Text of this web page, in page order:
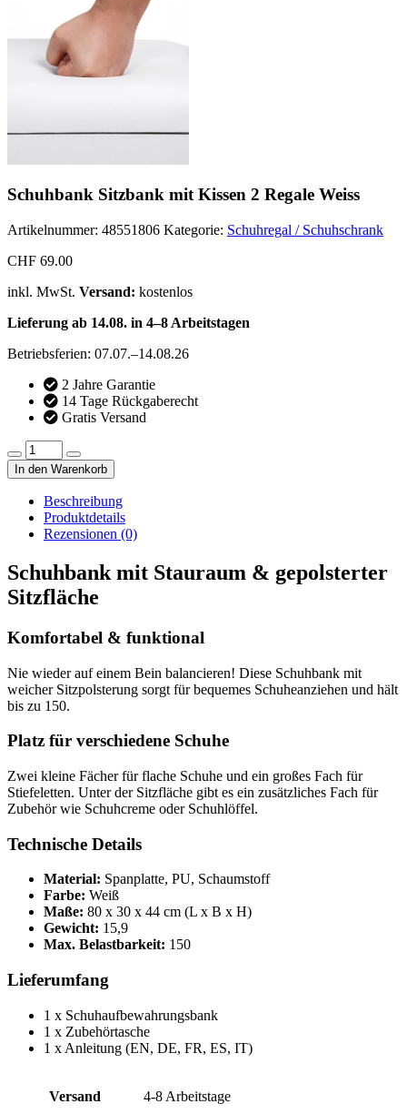
Schuhbank Sitzbank mit Kissen 2 Regale Weiss
Artikelnummer: 48551806 Kategorie: Schuhregal / Schuhschrank
CHF 69.00
inkl. MwSt. Versand: kostenlos
Lieferung ab 14.08. in 4–8 Arbeitstagen
Betriebsferien: 07.07.–14.08.26
2 Jahre Garantie
14 Tage Rückgaberecht
Gratis Versand
Schuhbank
Sitzbank
mit
Kissen
2
Regale
Weiss
Menge
In den Warenkorb
Beschreibung
Produktdetails
Rezensionen (0)
Schuhbank mit Stauraum & gepolsterter
Sitzfläche
Komfortabel & funktional
Nie wieder auf einem Bein balancieren! Diese Schuhbank mit
weicher Sitzpolsterung sorgt für bequemes Schuheanziehen und hält
bis zu 150.
Platz für verschiedene Schuhe
Zwei kleine Fächer für flache Schuhe und ein großes Fach für
Stiefeletten. Unter der Sitzfläche gibt es ein zusätzliches Fach für
Zubehör wie Schuhcreme oder Schuhlöffel.
Technische Details
Material: Spanplatte, PU, Schaumstoff
Farbe: Weiß
Maße: 80 x 30 x 44 cm (L x B x H)
Gewicht: 15,9
Max. Belastbarkeit: 150
Lieferumfang
1 x Schuhaufbewahrungsbank
1 x Zubehörtasche
1 x Anleitung (EN, DE, FR, ES, IT)
Versand 4-8 Arbeitstage